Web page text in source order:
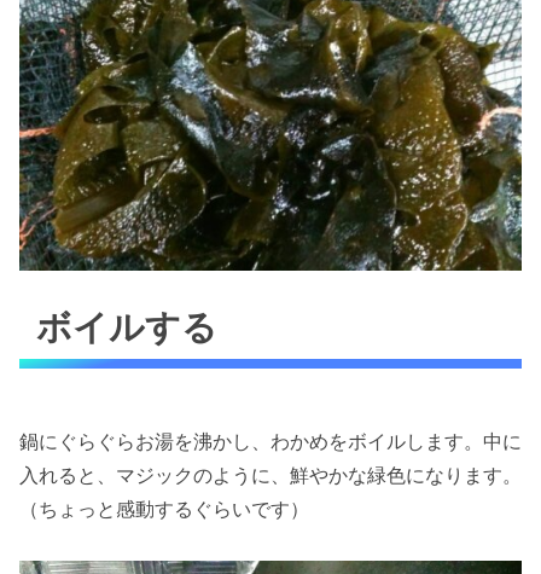
ボイルする
鍋にぐらぐらお湯を沸かし、わかめをボイルします。中に
入れると、マジックのように、鮮やかな緑色になります。
（ちょっと感動するぐらいです）